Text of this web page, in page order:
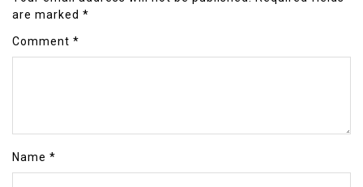
are marked *
Comment *
Name *